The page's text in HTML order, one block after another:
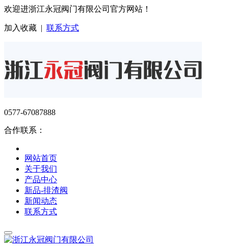
欢迎进浙江永冠阀门有限公司官方网站！
加入收藏 | 联系方式
0577-67087888
合作联系：
网站首页
关于我们
产品中心
新品-排渣阀
新闻动态
联系方式